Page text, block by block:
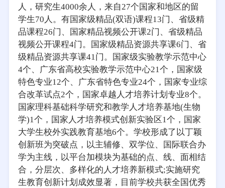
人，研究生4000余人，来自27个国家和地区的留
学生70人。有国家级精品(双语)课程13门、省级精
品课程26门、国家精品视频公开课2门、省级精品
视频公开课程4门。国家级精品资源共享课6门、省
级精品资源共享课41门。国家级实验教学示范中心
4个、广东省高校实验教学示范中心21个，国家级
特色专业12个、广东省特色专业24个，国家专业综
合改革试点2个，国家卓越人才培养计划专业8个。
国家理科基础科学研究和教学人才培养基地(生物
学)1个，国家人才培养模式创新实验区1个，国家
大学生校外实践教育基地6个。学校形成了以丁颖
创新班为突破点，以主辅修、双学位、国际联合办
学为主线，以平台加模块为基础的点、线、面相结
合，分层次、多样化的人才培养新模式;实施研究
生教育创新计划成效显著，目前学校共获全国优秀